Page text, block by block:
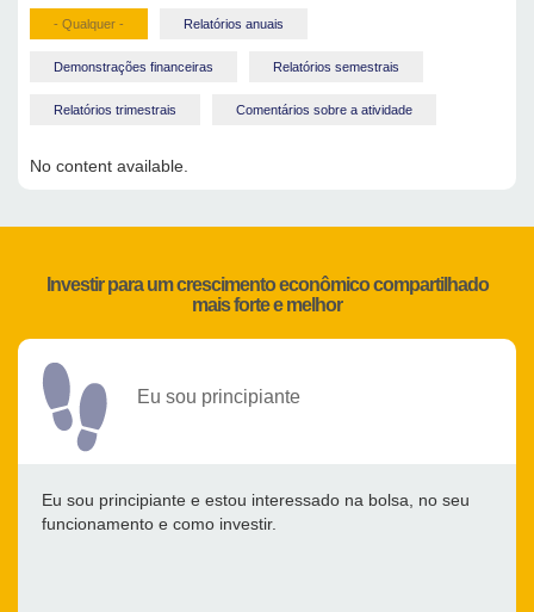
- Qualquer - Relatórios anuais
Demonstrações financeiras Relatórios semestrais
Relatórios trimestrais Comentários sobre a atividade
No content available.
Investir para um crescimento econômico compartilhado
mais forte e melhor
Eu sou principiante
Eu sou principiante e estou interessado na bolsa, no seu
funcionamento e como investir.